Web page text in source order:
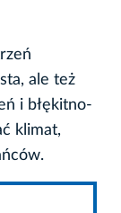
ale też
i błękitno-
klimat,